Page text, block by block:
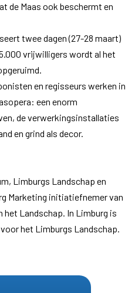
de Maas ook beschermt en
twee dagen (27-28 maart)
vrijwilligers wordt al het
en regisseurs werken in
een enorm
de verwerkingsinstallaties
en grind als decor.
Limburgs Landschap en
Marketing initiatiefnemer van
het Landschap. In Limburg is
het Limburgs Landschap.